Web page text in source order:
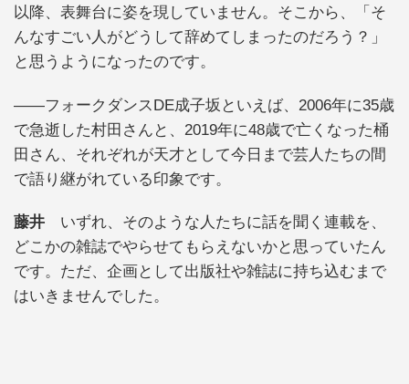
以降、表舞台に姿を現していません。そこから、「そ
んなすごい人がどうして辞めてしまったのだろう？」
と思うようになったのです。
――フォークダンスDE成子坂といえば、2006年に35歳
で急逝した村田さんと、2019年に48歳で亡くなった桶
田さん、それぞれが天才として今日まで芸人たちの間
で語り継がれている印象です。
藤井 いずれ、そのような人たちに話を聞く連載を、
どこかの雑誌でやらせてもらえないかと思っていたん
です。ただ、企画として出版社や雑誌に持ち込むまで
はいきませんでした。